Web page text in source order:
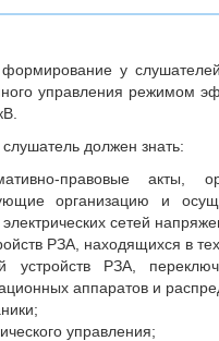
у
управления режимом
должен знать:
правовые акты,
организацию и
сетей
РЗА, находящихся в
РЗА,
аппаратов и
управления;